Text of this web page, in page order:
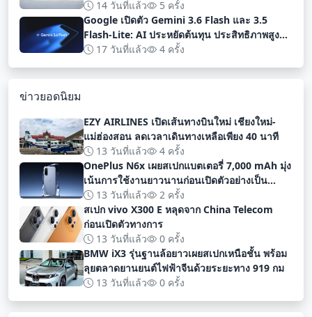
14 วันที่แล้ว
5 ครั้ง
Google เปิดตัว Gemini 3.6 Flash และ 3.5
Flash-Lite: AI ประหยัดต้นทุน ประสิทธิภาพสูง
สำหรับนักพัฒนา
17 วันที่แล้ว 4 ครั้ง
ข่าวยอดนิยม
EZY AIRLINES เปิดเส้นทางบินใหม่ เชียงใหม่-
แม่ฮ่องสอน ลดเวลาเดินทางเหลือเพียง 40 นาที
13 วันที่แล้ว
4 ครั้ง
OnePlus N6x เผยสเปกแบตเตอรี่ 7,000 mAh มุ่ง
เน้นการใช้งานยาวนานก่อนเปิดตัวอย่างเป็น
ทางการ
13 วันที่แล้ว
2 ครั้ง
สเปก vivo X300 E หลุดจาก China Telecom
ก่อนเปิดตัวทางการ
13 วันที่แล้ว
0 ครั้ง
BMW iX3 รุ่นฐานล้อยาวเผยสเปกเหนือชั้น พร้อม
ลุยตลาดยานยนต์ไฟฟ้าจีนด้วยระยะทาง 919 กม
13 วันที่แล้ว
0 ครั้ง